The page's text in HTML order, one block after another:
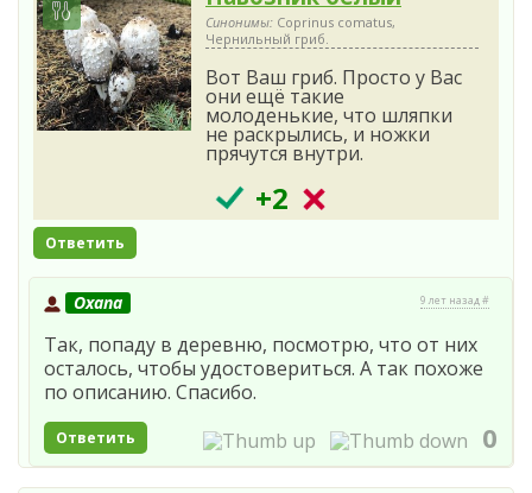
Синонимы: Coprinus comatus,
Чернильный гриб.
Вот Ваш гриб. Просто у Вас
они ещё такие
молоденькие, что шляпки
не раскрылись, и ножки
прячутся внутри.
+2
Ответить
Oxana 9 лет назад #
Так, попаду в деревню, посмотрю, что от них
осталось, чтобы удостовериться. А так похоже
по описанию. Спасибо.
Ответить 0